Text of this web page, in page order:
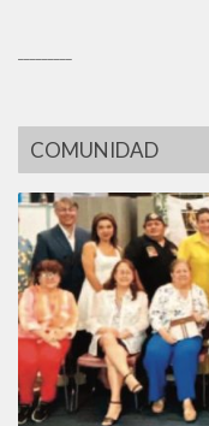
COMUNIDAD